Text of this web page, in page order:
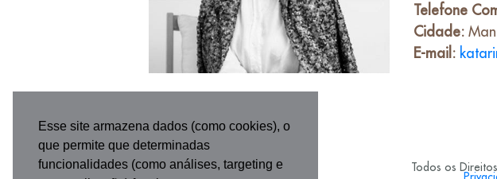
Esse site armazena dados (como cookies), o
que permite que determinadas
funcionalidades (como análises, targeting e
Telefone
Cidade:
E-mail:
Todos os